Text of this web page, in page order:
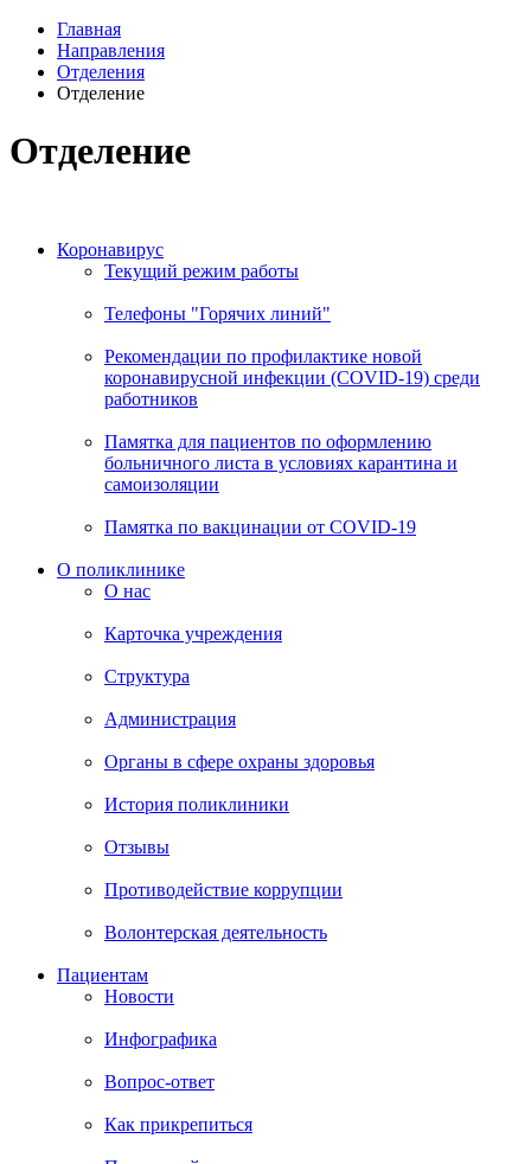
Главная
Направления
Отделения
Отделение
Отделение
Коронавирус
Текущий режим работы
Телефоны "Горячих линий"
Рекомендации по профилактике новой
коронавирусной инфекции (COVID-19) среди
работников
Памятка для пациентов по оформлению
больничного листа в условиях карантина и
самоизоляции
Памятка по вакцинации от COVID-19
О поликлинике
О нас
Карточка учреждения
Структура
Администрация
Органы в сфере охраны здоровья
История поликлиники
Отзывы
Противодействие коррупции
Волонтерская деятельность
Пациентам
Новости
Инфографика
Вопрос-ответ
Как прикрепиться